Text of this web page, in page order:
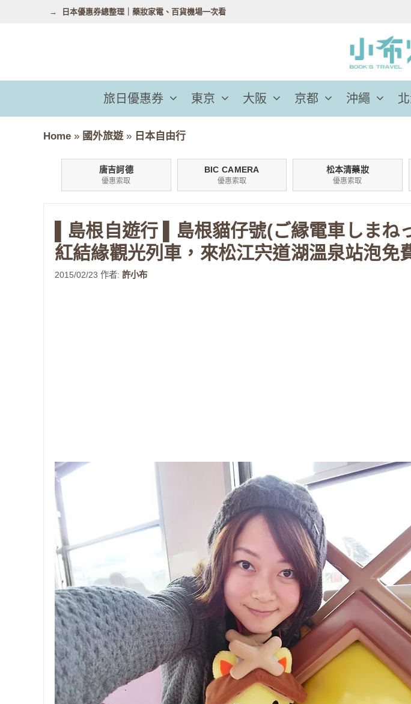
容
日本優惠券總整理｜藥妝家電、百貨機場一次看
旅日優惠券 東京 大阪 京都 沖繩
Home » 國外旅遊 » 日本自由行
唐吉訶德
優惠索取
BIC CAMERA
優惠索取
松本清藥妝
優惠索取
▌島根自遊行 ▌島根貓仔號(ご縁電車しまね
紅結緣觀光列車，來松江宍道湖溫泉站泡免
2015/02/23 作者: 許小布